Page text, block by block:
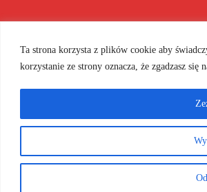
Ta strona korzysta z plików cookie aby
korzystanie ze strony oznacza, że zgadzasz się